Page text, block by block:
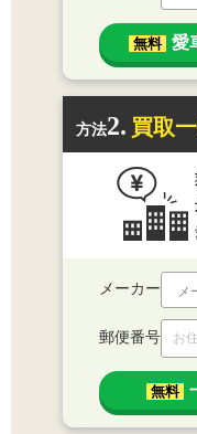
無料 愛
方法2. 買取
メーカー
郵便番号
無料